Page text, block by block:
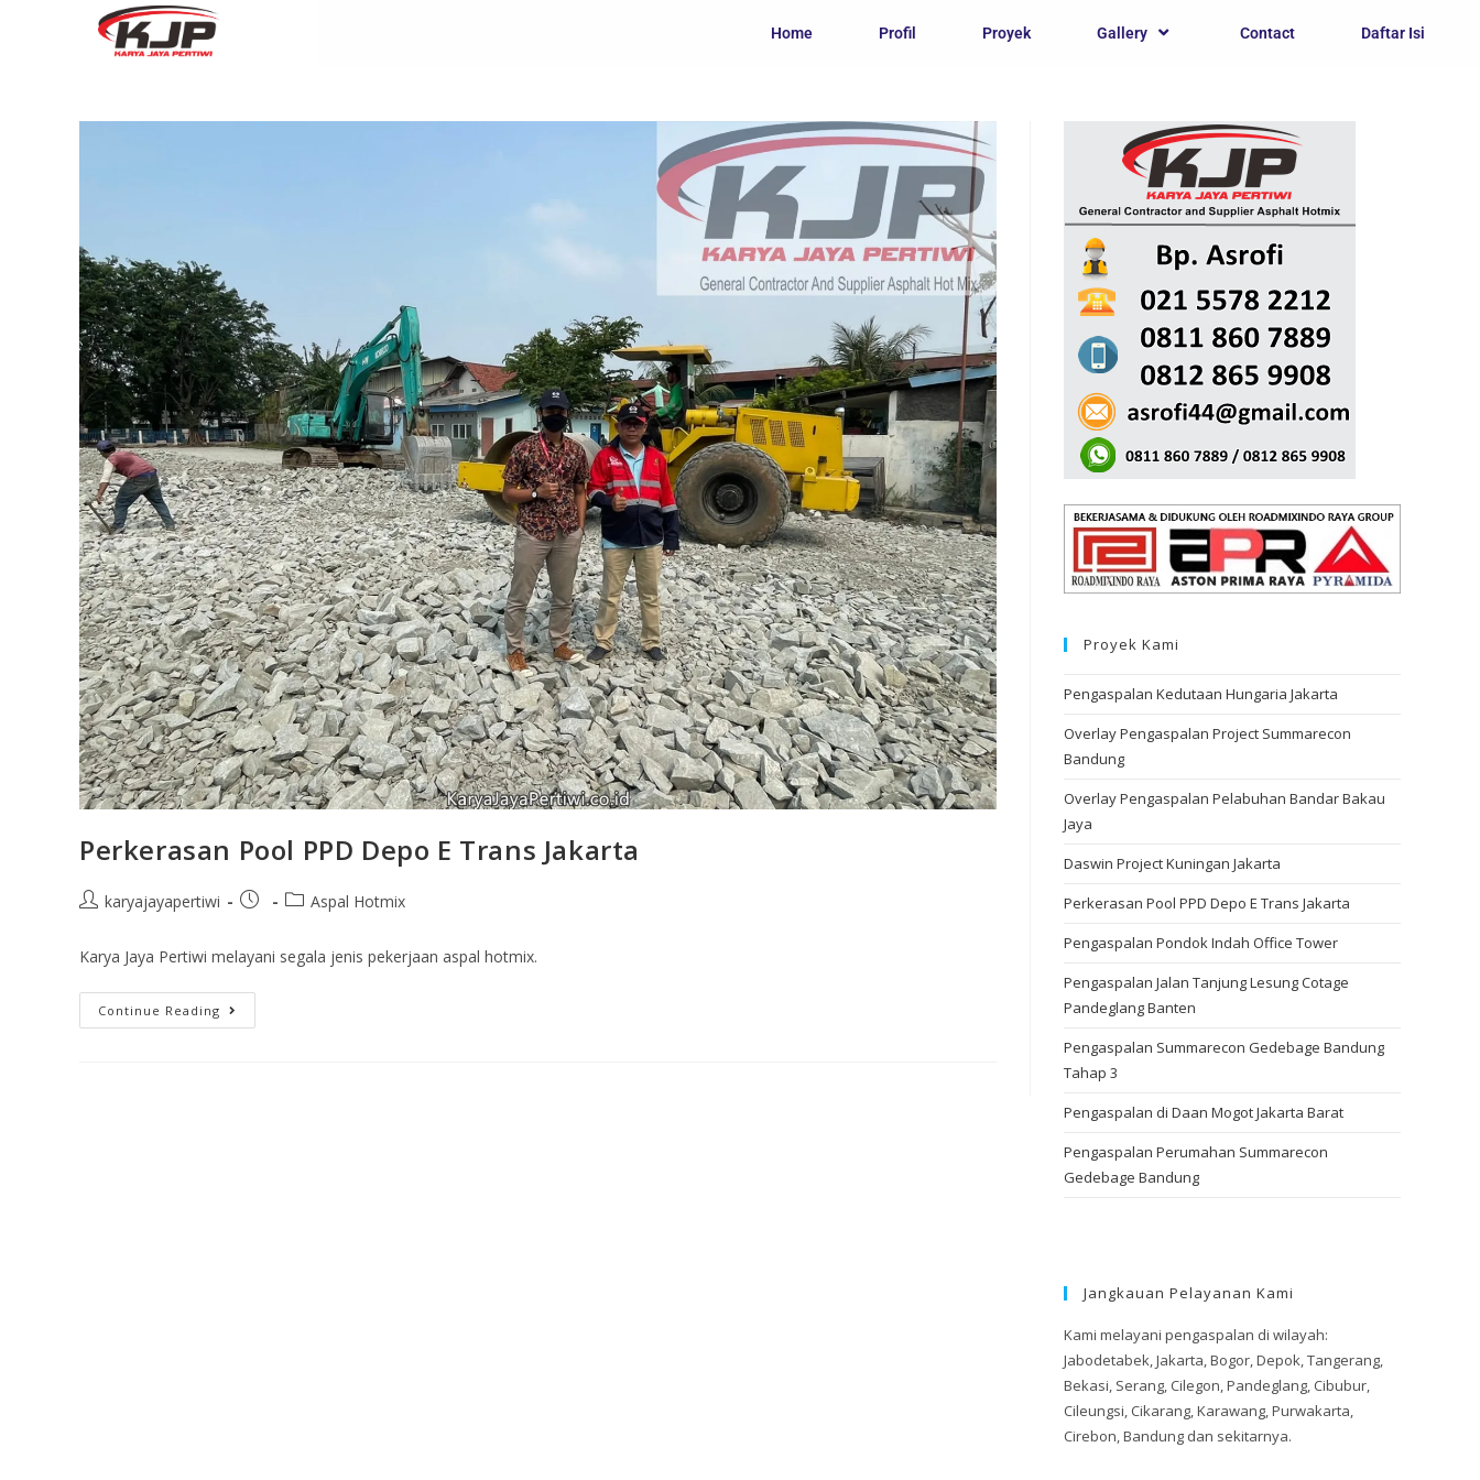
Home Profil Proyek Gallery Contact Daftar Isi
Perkerasan Pool PPD Depo E Trans Jakarta
karyajayapertiwi Aspal Hotmix
Karya Jaya Pertiwi melayani segala jenis pekerjaan aspal hotmix.
Continue Reading
Proyek Kami
Pengaspalan Kedutaan Hungaria Jakarta
Overlay Pengaspalan Project Summarecon
Bandung
Overlay Pengaspalan Pelabuhan Bandar Bakau
Jaya
Daswin Project Kuningan Jakarta
Perkerasan Pool PPD Depo E Trans Jakarta
Pengaspalan Pondok Indah Office Tower
Pengaspalan Jalan Tanjung Lesung Cotage
Pandeglang Banten
Pengaspalan Summarecon Gedebage Bandung
Tahap 3
Pengaspalan di Daan Mogot Jakarta Barat
Pengaspalan Perumahan Summarecon
Gedebage Bandung
Jangkauan Pelayanan Kami
Kami melayani pengaspalan di wilayah:
Jabodetabek, Jakarta, Bogor, Depok, Tangerang,
Bekasi, Serang, Cilegon, Pandeglang, Cibubur,
Cileungsi, Cikarang, Karawang, Purwakarta,
Cirebon, Bandung dan sekitarnya.